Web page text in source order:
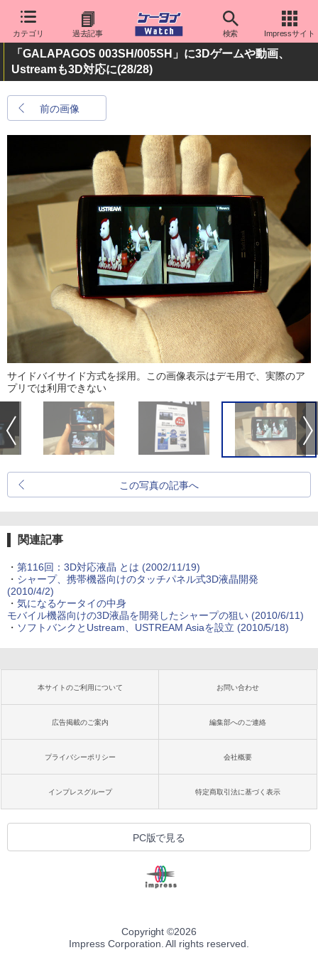
カテゴリ 過去記事 検索 Impressサイト
「GALAPAGOS 003SH/005SH」に3Dゲームや動画、
Ustreamも3D対応に(28/28)
前の画像
サイドバイサイド方式を採用。この画像表示はデモ用で、実際のア
プリでは利用できない
この写真の記事へ
関連記事
・ 第116回：3D対応液晶 とは (2002/11/19)
・ シャープ、携帯機器向けのタッチパネル式3D液晶開発
(2010/4/2)
・ 気になるケータイの中身
モバイル機器向けの3D液晶を開発したシャープの狙い(2010/6/11)
・ ソフトバンクとUstream、USTREAM Asiaを設立 (2010/5/18)
本サイトのご利用について お問い合わせ
広告掲載のご案内 編集部へのご連絡
プライバシーポリシー 会社概要
インプレスグループ 特定商取引法に基づく表示
PC版で見る
Copyright ©2026
Impress Corporation. All rights reserved.